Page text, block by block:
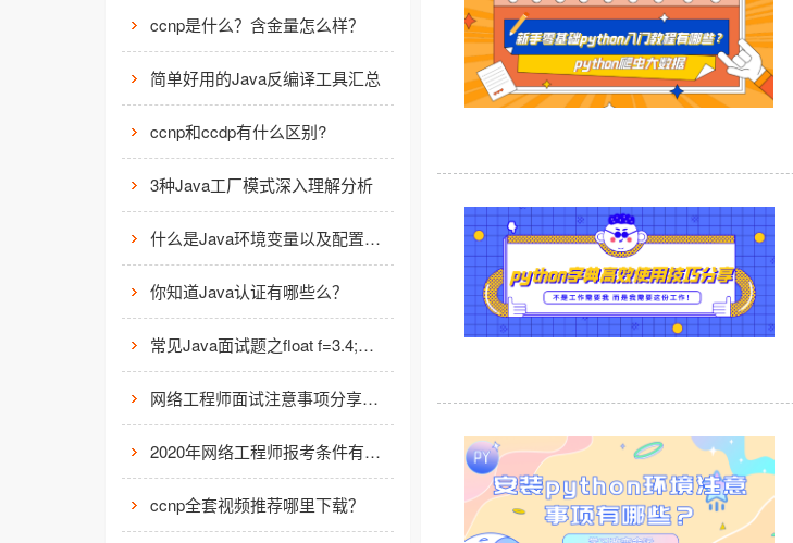
ccnp是什么？含金量怎么样？
简单好用的Java反编译工具汇总
ccnp和ccdp有什么区别?
3种Java工厂模式深入理解分析
什么是Java环境变量以及配置方法介绍
你知道Java认证有哪些么？
常见Java面试题之float f=3.4;是否正确?
网络工程师面试注意事项分享分析
2020年网络工程师报考条件有什么要求？
ccnp全套视频推荐哪里下载？